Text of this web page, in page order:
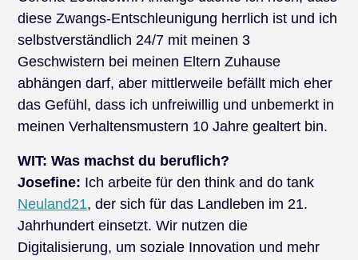
diese Zwangs-Entschleunigung herrlich ist und ich
selbstverständlich 24/7 mit meinen 3
Geschwistern bei meinen Eltern Zuhause
abhängen darf, aber mittlerweile befällt mich eher
das Gefühl, dass ich unfreiwillig und unbemerkt in
meinen Verhaltensmustern 10 Jahre gealtert bin.
WIT: Was machst du beruflich?
Josefine: Ich arbeite für den think and do tank
Neuland21, der sich für das Landleben im 21.
Jahrhundert einsetzt. Wir nutzen die
Digitalisierung, um soziale Innovation und mehr